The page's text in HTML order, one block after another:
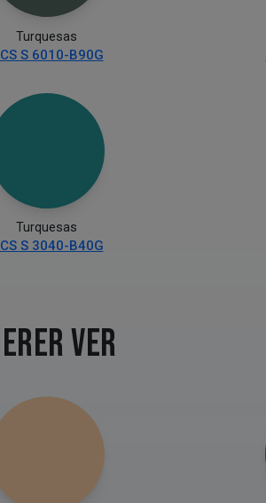
Turquesas
S 6010-B90G
Turquesas
S 3040-B40G
VER